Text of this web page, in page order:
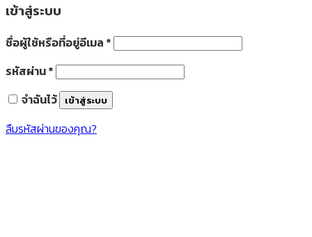
เข้าสู่ระบบ
ชื่อผู้ใช้หรือที่อยู่อีเมล *
รหัสผ่าน*
จำฉันไว้ เข้าสู่ระบบ
ลืมรหัสผ่านของคุณ?